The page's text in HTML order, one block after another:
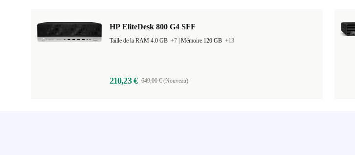
HP EliteDesk 800 G4 SFF
Taille de la RAM 4.0 GB +7 Mémoire 120 GB +13
210,23 € 649,00 € (Nouveau)